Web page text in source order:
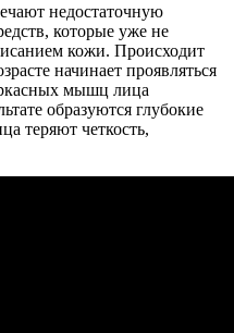
недостаточную
которые уже не
кожи. Происходит
начинает проявляться
мышц лица
образуются глубокие
теряют четкость,